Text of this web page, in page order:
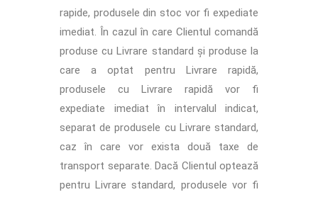
rapide, produsele din stoc vor fi expediate
imediat. În cazul în care Clientul comandă
produse cu Livrare standard și produse la
care a optat pentru Livrare rapidă,
produsele cu Livrare rapidă vor fi
expediate imediat în intervalul indicat,
separat de produsele cu Livrare standard,
caz în care vor exista două taxe de
transport separate. Dacă Clientul optează
pentru Livrare standard, produsele vor fi